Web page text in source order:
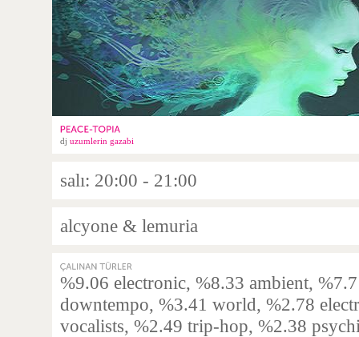
dj uzumlerin gazabi
salı: 20:00 - 21:00
alcyone & lemuria
%9.06 electronic, %8.33 ambient,
downtempo, %3.41 world, %2.78
vocalists, %2.49 trip-hop, %2.38